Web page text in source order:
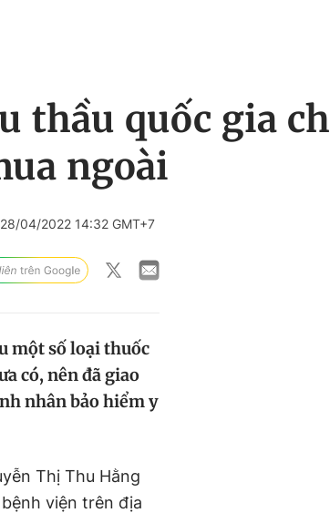
thầu quốc gia
ngoài
28/04/2022 14:32 GMT+7
một số loại thuốc
có, nên đã giao
nhân bảo hiểm y
Thị Thu Hằng
viện trên địa